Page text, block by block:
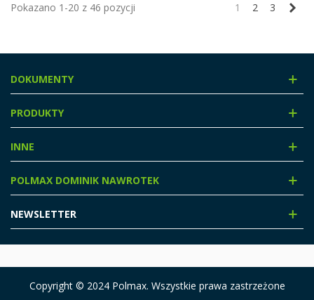
Pokazano 1-20 z 46 pozycji 1 2 3
DOKUMENTY
PRODUKTY
INNE
POLMAX DOMINIK NAWROTEK
NEWSLETTER
Copyright © 2024 Polmax. Wszystkie prawa zastrzeżone